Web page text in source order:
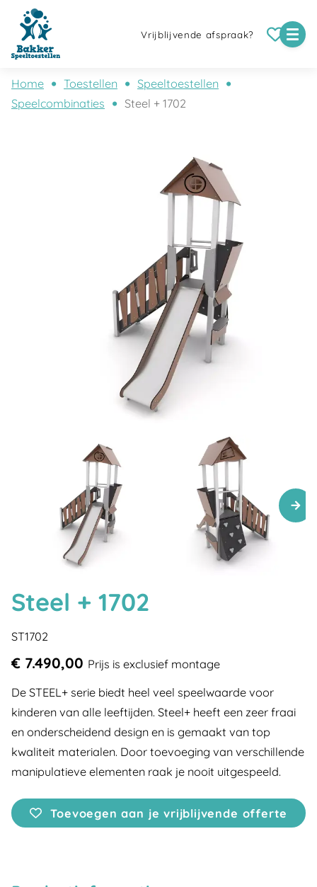
Vrijblijvende afspraak?
Home Toestellen
Speeltoestellen
Speelcombinaties
Steel + 1702
Steel + 1702
ST1702
€ 7.490,00 Prijs is exclusief montage
De STEEL+ serie biedt heel veel speelwaarde voor
kinderen van alle leeftijden. Steel+ heeft een zeer fraai
en onderscheidend design en is gemaakt van top
kwaliteit materialen. Door toevoeging van verschillende
manipulatieve elementen raak je nooit uitgespeeld.
Toevoegen aan je vrijblijvende offerte